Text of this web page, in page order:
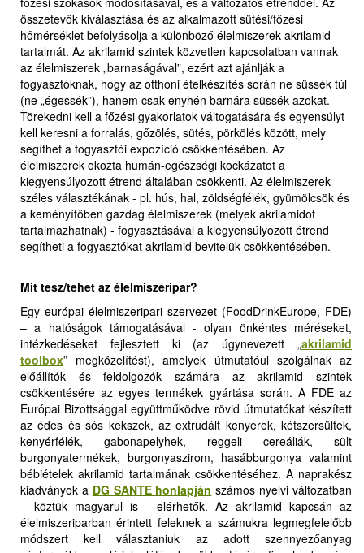
összetevők kiválasztása és az alkalmazott sütési/főzési
hőmérséklet befolyásolja a különböző élelmiszerek akrilamid
tartalmát. Az akrilamid szintek közvetlen kapcsolatban vannak
az élelmiszerek „barnaságával”, ezért azt ajánlják a
fogyasztóknak, hogy az otthoni ételkészítés során ne süssék túl
(ne „égessék”), hanem csak enyhén barnára süssék azokat.
Törekedni kell a főzési gyakorlatok váltogatására és egyensúlyt
kell keresni a forralás, gőzölés, sütés, pörkölés között, mely
segíthet a fogyasztói expozíció csökkentésében. Az
élelmiszerek okozta humán-egészségi kockázatot a
kiegyensúlyozott étrend általában csökkenti. Az élelmiszerek
széles választékának - pl. hús, hal, zöldségfélék, gyümölcsök és
a keményítőben gazdag élelmiszerek (melyek akrilamidot
tartalmazhatnak) - fogyasztásával a kiegyensúlyozott étrend
segítheti a fogyasztókat akrilamid bevitelük csökkentésében.
Mit tesz/tehet az élelmiszeripar?
Egy európai élelmiszeripari szervezet (FoodDrinkEurope, FDE)
– a hatóságok támogatásával - olyan önkéntes méréseket,
intézkedéseket fejlesztett ki (az úgynevezett „akrilamid
toolbox” megközelítést), amelyek útmutatóul szolgálnak az
előállítók és feldolgozók számára az akrilamid szintek
csökkentésére az egyes termékek gyártása során. A FDE az
Európai Bizottsággal együttműködve rövid útmutatókat készített
az édes és sós kekszek, az extrudált kenyerek, kétszersültek,
kenyérfélék, gabonapelyhek, reggeli cereáliák, sült
burgonyatermékek, burgonyaszirom, hasábburgonya valamint
bébiételek akrilamid tartalmának csökkentéséhez. A naprakész
kiadványok a DG SANTE honlapján számos nyelvi változatban
– köztük magyarul is - elérhetők. Az akrilamid kapcsán az
élelmiszeriparban érintett feleknek a számukra legmegfelelőbb
módszert kell választaniuk az adott szennyezőanyag